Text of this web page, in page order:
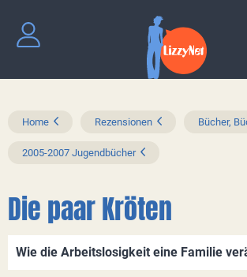
Home Rezensionen Bücher,
2005-2007 Jugendbücher
Die paar Kröten
Wie die Arbeitslosigkeit eine Familie